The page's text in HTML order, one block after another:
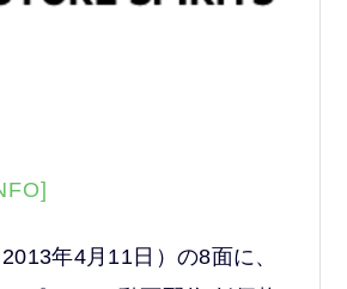
年4月11日）の8面に、